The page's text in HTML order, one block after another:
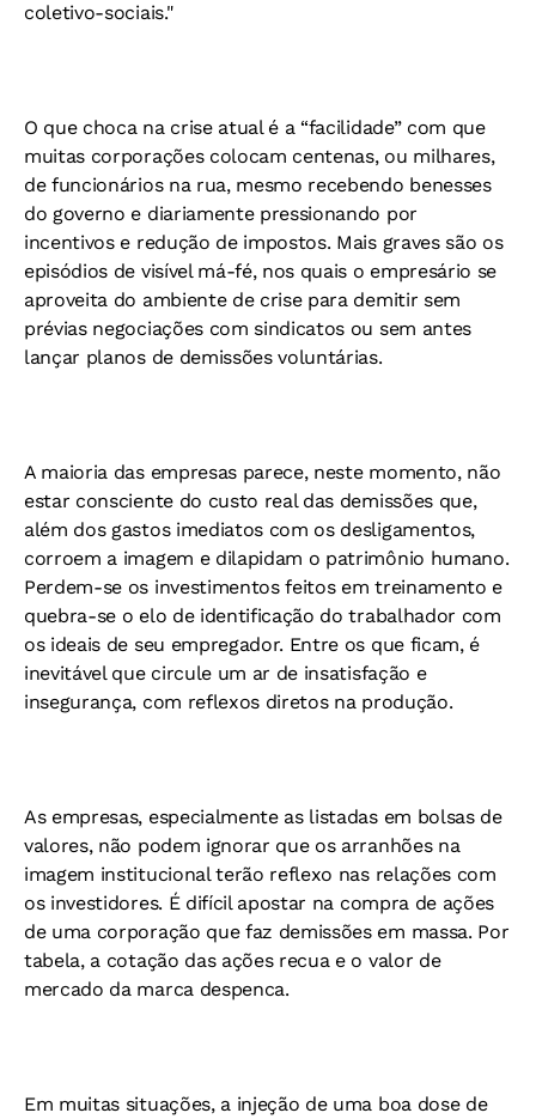
coletivo-sociais."
O que choca na crise atual é a “facilidade” com que
muitas corporações colocam centenas, ou milhares,
de funcionários na rua, mesmo recebendo benesses
do governo e diariamente pressionando por
incentivos e redução de impostos. Mais graves são os
episódios de visível má-fé, nos quais o empresário se
aproveita do ambiente de crise para demitir sem
prévias negociações com sindicatos ou sem antes
lançar planos de demissões voluntárias.
A maioria das empresas parece, neste momento, não
estar consciente do custo real das demissões que,
além dos gastos imediatos com os desligamentos,
corroem a imagem e dilapidam o patrimônio humano.
Perdem-se os investimentos feitos em treinamento e
quebra-se o elo de identificação do trabalhador com
os ideais de seu empregador. Entre os que ficam, é
inevitável que circule um ar de insatisfação e
insegurança, com reflexos diretos na produção.
As empresas, especialmente as listadas em bolsas de
valores, não podem ignorar que os arranhões na
imagem institucional terão reflexo nas relações com
os investidores. É difícil apostar na compra de ações
de uma corporação que faz demissões em massa. Por
tabela, a cotação das ações recua e o valor de
mercado da marca despenca.
Em muitas situações, a injeção de uma boa dose de